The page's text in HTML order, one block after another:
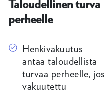
Taloudellinen turva
perheelle
Henkivakuutus
antaa taloudellista
turvaa perheelle, jos
vakuutettu